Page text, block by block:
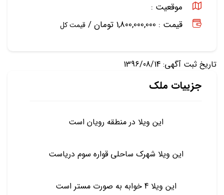
موقعیت :
قیمت : 1,800,000,000 تومان /
قیمت کل
تاریخ ثبت آگهی: 1396/08/14
جزییات ملک
این ویلا در منطقه رویان است
این ویلا شهرک ساحلی قواره سوم دریاست
این ویلا 4 خوابه به صورت مستر است